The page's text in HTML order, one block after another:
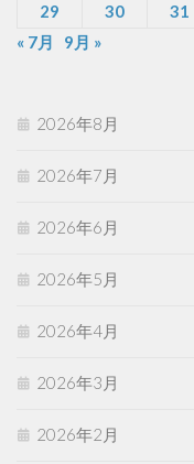
29
30
31
« 7月
9月 »
2026年8月
2026年7月
2026年6月
2026年5月
2026年4月
2026年3月
2026年2月